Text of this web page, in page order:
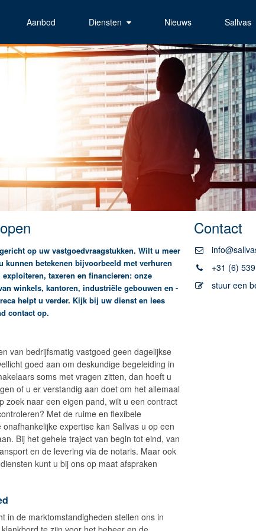
Aanbod Diensten Nieuws Sallvas
op uw vastgoedvraagstukken. Wilt u meer
kunnen betekenen bijvoorbeeld met verhuren
taxeren en financieren: onze
winkels, kantoren, industriële gebouwen en -
helpt u verder. Kijk bij uw dienst en lees
contact op.
van bedrijfsmatig vastgoed geen dagelijkse
goed aan om deskundige begeleiding in
soms met vragen zitten, dan hoeft u
of u er verstandig aan doet om het allemaal
zoek naar een eigen pand, wilt u een contract
Met de ruime en flexibele
expertise kan Sallvas u op een
Bij het gehele traject van begin tot eind, van
en de levering via de notaris. Maar ook
kunt u bij ons op maat afspraken
in de marktomstandigheden stellen ons in
Contact
+31 (6)
stuur een